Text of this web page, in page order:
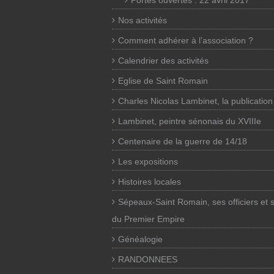
Nos activités
Comment adhérer à l’association ?
Calendrier des activités
Eglise de Saint Romain
Charles Nicolas Lambinet, la publication
Lambinet, peintre sénonais du XVIIIe
Centenaire de la guerre de 14/18
Les expositions
Histoires locales
Sépeaux-Saint Romain, ses officiers et
du Premier Empire
Généalogie
RANDONNEES